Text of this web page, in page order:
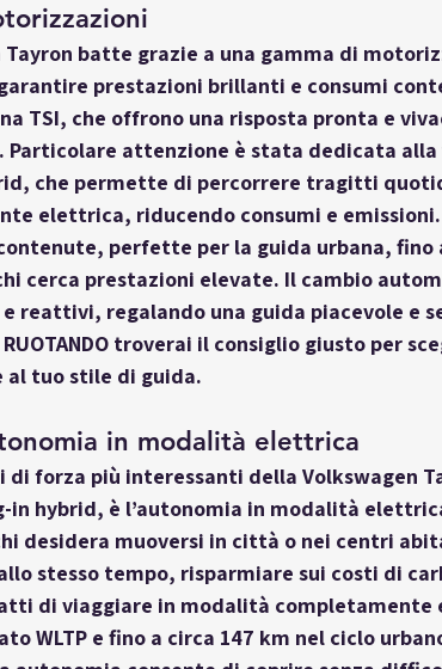
Tayron batte grazie a una gamma di
prestazioni brillanti e consumi
TSI, che offrono una risposta pronta e
Particolare attenzione è stata dedicata
che permette di percorrere tragitti
elettrica, riducendo consumi e
perfette per la guida urbana,
cerca prestazioni elevate. Il cambio
reattivi, regalando una guida piacevole e
troverai il consiglio giusto per
al tuo stile di guida.
in modalità elettrica
di forza più interessanti della Volkswagen
in hybrid, è l’autonomia in modalità
desidera muoversi in città o nei centri
stesso tempo, risparmiare sui costi di
di viaggiare in modalità completamente
WLTP e fino a circa 147 km nel ciclo